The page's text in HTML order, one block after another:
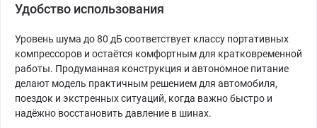
Удобство использования
Уровень шума до 80 дБ соответствует классу портативных
компрессоров и остаётся комфортным для кратковременной
работы. Продуманная конструкция и автономное питание
делают модель практичным решением для автомобиля,
поездок и экстренных ситуаций, когда важно быстро и
надёжно восстановить давление в шинах.